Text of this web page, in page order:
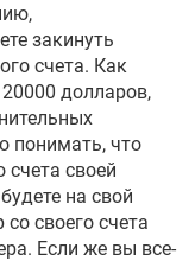
закинуть
счета. Как
долларов,
понимать, что
счета своей
на свой
своего счета
Если же вы все-